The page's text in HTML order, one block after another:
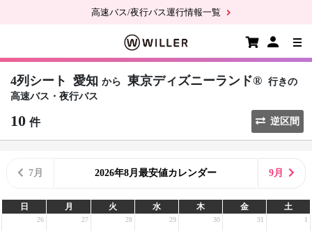
高速バス/夜行バス運行情報一覧
4列シート 愛知 から 東京ディズニーランド® 行きの
高速バス・夜行バス
10 件 逆区間
7月 2026年8月最安値カレンダー 9月
日 月 火 水 木 金 土
26 27 28 29 30 31 1